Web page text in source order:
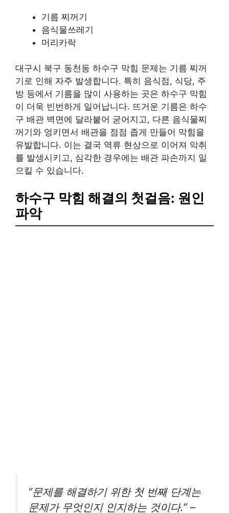
기름 찌꺼기
음식물쓰레기
머리카락
대구시 북구 동천동 하수구 막힘 문제는 기름 찌꺼
기로 인해 자주 발생합니다. 특히 음식점, 식당, 주
방 등에서 기름을 많이 사용하는 곳은 하수구 막힘
이 더욱 빈번하게 일어납니다. 뜨거운 기름은 하수
구 배관 벽면에 달라붙어 굳어지고, 다른 음식물찌
꺼기와 엉키면서 배관을 점점 좁게 만들어 막힘을
유발합니다. 이는 결국 역류 현상으로 이어져 악취
를 발생시키고, 심각한 경우에는 배관 파손까지 일
으킬 수 있습니다.
하수구 막힘 해결의 첫걸음: 원인
파악
“문제를 해결하기 위한 첫 번째 단계는
문제가 무엇인지 인지하는 것이다.” –